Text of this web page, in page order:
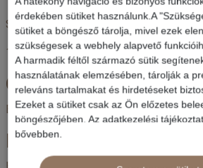
Sztornó biztosítás 31880,00 (a bruttó
10-13 fő közötti létszámfelár 40000,00
Opcionális költségek
Egyágyas felár 255000,00
Helyszínen fizetendő
érdekében sütiket használunk.A
sütiket a böngésző tárolja, mivel ezek
szükségesek a webhely alapvető
A harmadik féltől származó sütik
használatának elemzésében, tárolják a
releváns tartalmakat és hirdetéseket
Ezeket a sütiket csak az Ön előzetes
böngészőjében. Az adatkezelési
bővebben.